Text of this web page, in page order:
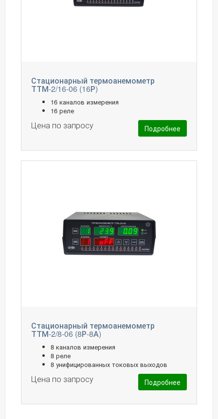
Стационарный термоанемометр
ТТМ-2/16-06 (16Р)
16 каналов измерения
16 реле
Цена по запросу Подробнее
Стационарный термоанемометр
ТТМ-2/8-06 (8Р-8А)
8 каналов измерения
8 реле
8 унифицированных токовых выходов
Цена по запросу Подробнее